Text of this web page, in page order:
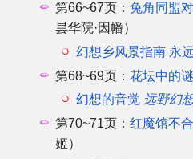
第66~67页：兔角同盟
昙华院·因幡）
幻想乡风景指南 永
第68~69页：花坛中的
幻想的音觉 远野幻
第70~71页：红魔馆不
姬）